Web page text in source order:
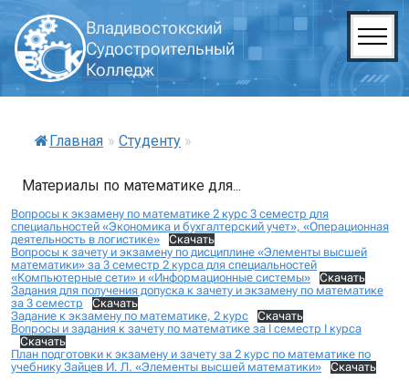
Владивостокский
Судостроительный
Колледж
Главная » Студенту »
Материалы по математике для...
Вопросы к экзамену по математике 2 курс 3 семестр для
специальностей «Экономика и бухгалтерский учет», «Операционная
деятельность в логистике»
Скачать
Вопросы к зачету и экзамену по дисциплине «Элементы высшей
математики» за 3 семестр 2 курса для специальностей
«Компьютерные сети» и «Информационные системы»
Скачать
Задания для получения допуска к зачету и экзамену по математике
за 3 семестр
Скачать
Задание к экзамену по математике, 2 курс
Скачать
Вопросы и задания к зачету по математике за I семестр I курса
Скачать
План подготовки к экзамену и зачету за 2 курс по математике по
учебнику Зайцев И. Л. «Элементы высшей математики»
Скачать